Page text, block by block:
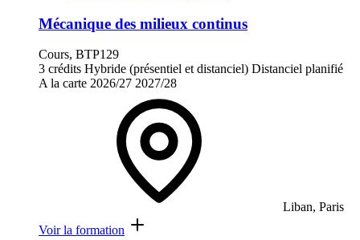
Mécanique des milieux continus
Cours, BTP129
3 crédits Hybride (présentiel et distanciel) Distanciel planifié
A la carte 2026/27 2027/28
Liban, Paris
Voir la formation